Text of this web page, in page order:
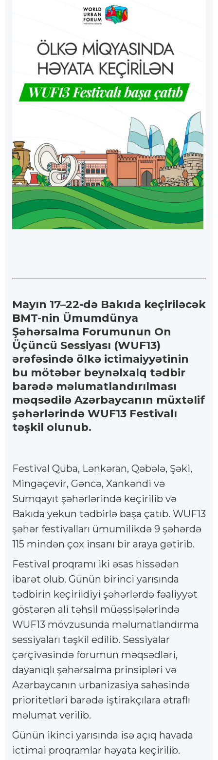
Mayın 17–22-də Bakıda keçiriləcək
BMT-nin Ümumdünya
Şəhərsalma Forumunun On
Üçüncü Sessiyası (WUF13)
ərəfəsində ölkə ictimaiyyətinin
bu mötəbər beynəlxalq tədbir
barədə məlumatlandırılması
məqsədilə Azərbaycanın müxtəlif
şəhərlərində WUF13 Festivalı
təşkil olunub.
Festival Quba, Lənkəran, Qəbələ, Şəki,
Mingəçevir, Gəncə, Xankəndi və
Sumqayıt şəhərlərində keçirilib və
Bakıda yekun tədbirlə başa çatıb. WUF13
şəhər festivalları ümumilikdə 9 şəhərdə
115 mindən çox insanı bir araya gətirib.
Festival proqramı iki əsas hissədən
ibarət olub. Günün birinci yarısında
tədbirin keçirildiyi şəhərlərdə fəaliyyət
göstərən ali təhsil müəssisələrində
WUF13 mövzusunda məlumatlandırma
sessiyaları təşkil edilib. Sessiyalar
çərçivəsində forumun məqsədləri,
dayanıqlı şəhərsalma prinsipləri və
Azərbaycanın urbanizasiya sahəsində
prioritetləri barədə iştirakçılara ətraflı
məlumat verilib.
Günün ikinci yarısında isə açıq havada
ictimai proqramlar həyata keçirilib.